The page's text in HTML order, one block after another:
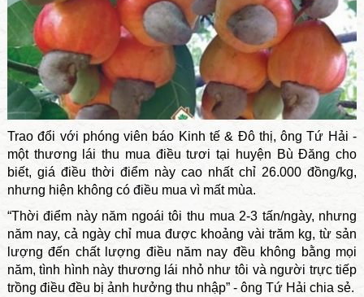
Trao đổi với phóng viên báo Kinh tế & Đô thị, ông Tứ Hải -
một thương lái thu mua điều tươi tại huyện Bù Đăng cho
biết, giá điều thời điểm này cao nhất chỉ 26.000 đồng/kg,
nhưng hiện không có điều mua vì mất mùa.
“Thời điểm này năm ngoái tôi thu mua 2-3 tấn/ngày, nhưng
năm nay, cả ngày chỉ mua được khoảng vài trăm kg, từ sản
lượng đến chất lượng điều năm nay đều không bằng mọi
năm, tình hình này thương lái nhỏ như tôi và người trực tiếp
trồng điều đều bị ảnh hưởng thu nhập” - ông Tứ Hải chia sẻ.